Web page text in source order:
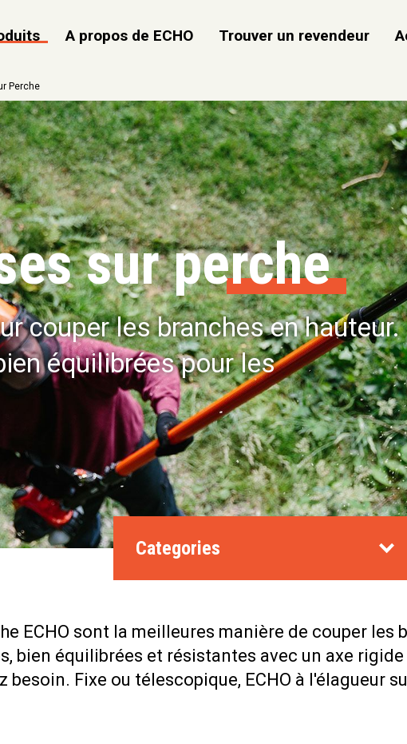
A propos de ECHO Trouver un revendeur
Perche
sur perche
couper les branches en hauteur.
équilibrées pour les
Categories
ECHO sont la meilleures manière de couper les
bien équilibrées et résistantes avec un axe
besoin. Fixe ou télescopique, ECHO à l'élagueur